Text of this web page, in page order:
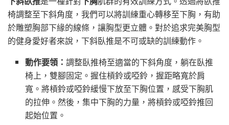
椅調整至下斜角度，我們可以將訓練重心轉移至下胸，有助
於雕塑胸部下緣的線條，讓胸型更立體。對於追求完美胸型
的健身愛好者來說，下斜臥推是不可或缺的訓練動作。
動作要領：調整臥推椅至適當的下斜角度，躺在臥推
椅上，雙腳固定。握住槓鈴或啞鈴，握距略寬於肩
寬。將槓鈴或啞鈴緩慢下放至下胸位置，感受下胸肌
的拉伸。然後，集中下胸的力量，將槓鈴或啞鈴推回
起始位置。